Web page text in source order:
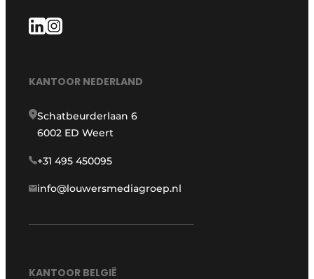
KANTOOR NEDERLAND
Schatbeurderlaan 6
6002 ED Weert
+31 495 450095
info@louwersmediagroep.nl
KANTOOR BELGIË